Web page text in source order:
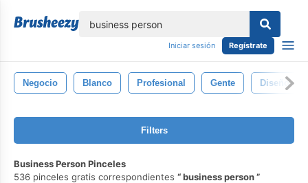
Iniciar sesión Regístrate
Negocio Blanco Profesional Gente Diseño
Filters
Business Person Pinceles
536 pinceles gratis correspondientes
business person